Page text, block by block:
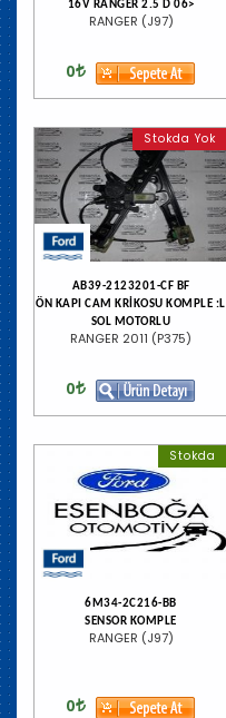
16V RANGER 2.5 D 06>
RANGER (J97)
0
Stokda Yok
AB39-2123201-CF BF
ÖN KAPI CAM KRİKOSU KOMPLE :L
SOL MOTORLU
RANGER 2011 (P375)
0
Stokda
6M34-2C216-BB
SENSOR KOMPLE
RANGER (J97)
0